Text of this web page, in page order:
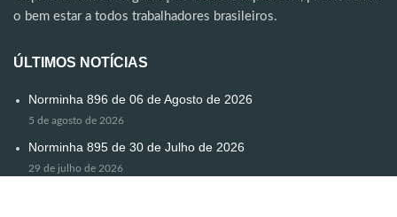
o bem estar a todos trabalhadores brasileiros.
ÚLTIMOS NOTÍCIAS
Norminha 896 de 06 de Agosto de 2026
5 de agosto de 2026
Norminha 895 de 30 de Julho de 2026
29 de julho de 2026